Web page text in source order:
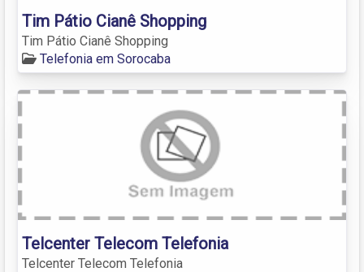
Tim Pátio Cianê Shopping
Tim Pátio Cianê Shopping
Telefonia em Sorocaba
Telcenter Telecom Telefonia
Telcenter Telecom Telefonia